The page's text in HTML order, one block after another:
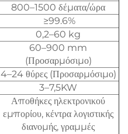
800–1500 δέματα/ώρα
≥99.6%
0,2–60 kg
60–900 mm
(Προσαρμόσιμο)
4–24 θύρες (Προσαρμόσιμο)
3–7,5KW
Αποθήκες ηλεκτρονικού
εμπορίου, κέντρα λογιστικής
διανομής, γραμμές